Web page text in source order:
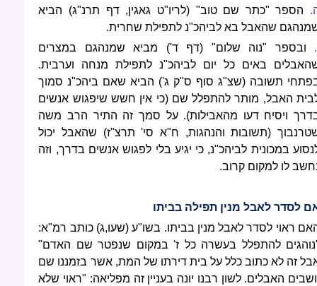
הספר "כתר שם טוב" (לריו"ט גאגין, דף תרנ"ג) הביא
שהאבל בא לביהכ"נ לתפילת שחרית.
ובספר "נוה שלום" (דף ד') מביא שמנהגם במצרים
באים כל יום לביהכ"נ לתפילת מנחה וערבית.
תשובה (שצ"ג סוף ס"ק ג') הביא שאם ביהכ"נ סמוך
האבל, מותר להתפלל שם (כי אין חשש שיפגוש אנשים
ויסיח דעו מהאבילות). על סמך זה התיר הרב משה
(תשובות והנהגות, ח"א סי' תרצ"ז) שהאבל יכול
במכונית לביהכ"נ, כי יגיע בלי לפגוש אנשים בדרך, וזה
לו למקום קרוב.
לסדר לאבל מנין תפילה בביתו
ראוי לסדר לאבל מנין בביתו. בשו"ע (שעו,ג) כותב רמ"א:
להתפלל בעשרה כל ז' במקום שנפטר שם האדם"
זה לא כתוב כלל על בית דירתו של המת, אשר בזמננו שם
האבלים. לשון רבנו יונה בעניין זה מפליאה: "ראוי שלא